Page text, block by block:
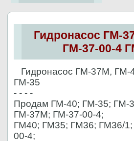
Гидронасос ГМ-
ГМ-37-00-4
Гидронасос ГМ-37М, ГМ-
ГМ-35
- - - -
Продам ГМ-40; ГМ-35; ГМ-
ГМ-37М; ГМ-37-00-4;
ГМ40; ГМ35; ГМ36; ГМ36/
00-4;